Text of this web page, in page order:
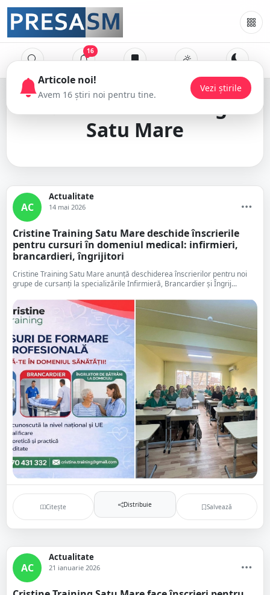
16
Cristine Training
Satu Mare
AC
Actualitate
14 mai 2026
Cristine Training Satu Mare deschide înscrierile
pentru cursuri în domeniul medical: infirmieri,
brancardieri, îngrijitori
Cristine Training Satu Mare anunță deschiderea înscrierilor pentru noi
grupe de cursanți la specializările Infirmieră, Brancardier și Îngrij...
Citește Distribuie Salvează
AC
Actualitate
21 ianuarie 2026
Articole noi!
Avem 16 știri noi pentru tine.
Vezi știrile